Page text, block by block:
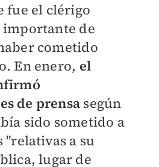
fue el clérigo
importante de
cometido
En enero, el
de prensa según
sido sometido a
a su
lugar de